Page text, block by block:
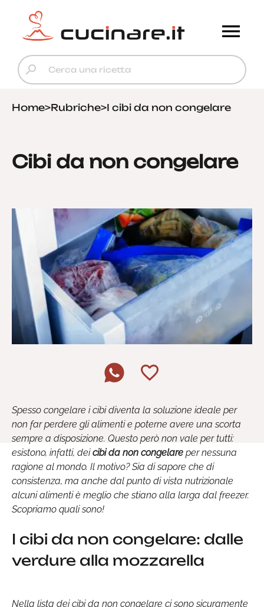
Home>Rubriche>I cibi da non congelare
Cibi da non congelare
Spesso congelare i cibi diventa la soluzione ideale per
non far perdere gli alimenti e poterne avere una scorta
sempre a disposizione. Questo però non vale per tutti:
esistono, infatti, deicibi da non congelare per nessuna
ragione al mondo. Il motivo? Sia di sapore che di
consistenza, ma anche dal punto di vista nutrizionale
alcuni alimenti è meglio che stiano alla larga dal freezer.
Scopriamo quali sono!
I cibi da non congelare: dalle
verdure alla mozzarella
Nella lista dei cibi da non congelare ci sono sicuramente